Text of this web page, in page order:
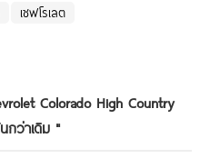
เชฟโรเลต
Colorado High Country
กว่าเดิม "